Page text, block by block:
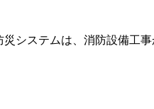
システムは、消防設備工